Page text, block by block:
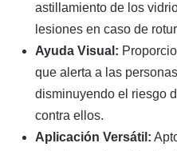
astillamiento de los
lesiones en caso de
Ayuda Visual:
que alerta a las
disminuyendo el riesgo
contra ellos.
Aplicación Versátil: